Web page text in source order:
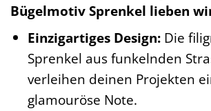
Bügelmotiv Sprenkel lieben
Einzigartiges Design:Die
Sprenkel aus funkelnden
verleihen deinen Projekten
glamouröse Note.